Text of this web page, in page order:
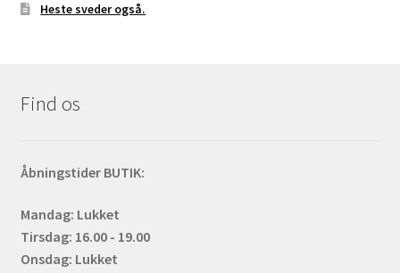
Heste sveder også.
Find os
Åbningstider BUTIK:
Mandag: Lukket
Tirsdag: 16.00 - 19.00
Onsdag: Lukket